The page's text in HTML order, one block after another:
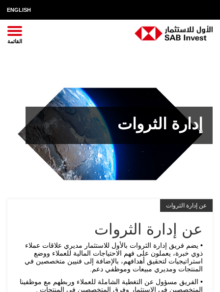
ENGLISH
إدارة الثروات
عن إدارة الثروات
عن إدارة الثروات
يضم فريق إدارة الثروات بالأول للاستثمار مديري علاقات عملاء
ذوي خبرة، يعملون على فهم الاحتياجات المالية للعملاء ووضع
استراتيجيات لتحقيق أهدافهم، بالإضافة إلى فنيين متخصصين في
المنتجات ومديري مبيعات وموظفي دعم.
الفريق مسؤول عن التغطية الشاملة للعملاء وربطهم مع موظفينا
المتخصصين في الاستثمار وفرق المتخصصين في المنتجات .